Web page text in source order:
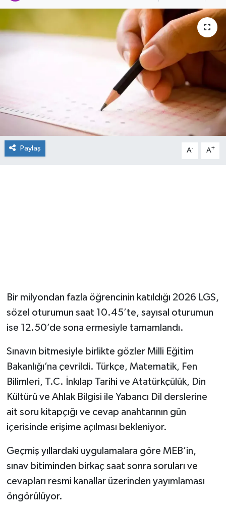
Paylaş A- A+
Bir milyondan fazla öğrencinin katıldığı 2026 LGS,
sözel oturumun saat 10.45’te, sayısal oturumun
ise 12.50’de sona ermesiyle tamamlandı.
Sınavın bitmesiyle birlikte gözler Milli Eğitim
Bakanlığı’na çevrildi. Türkçe, Matematik, Fen
Bilimleri, T.C. İnkılap Tarihi ve Atatürkçülük, Din
Kültürü ve Ahlak Bilgisi ile Yabancı Dil derslerine
ait soru kitapçığı ve cevap anahtarının gün
içerisinde erişime açılması bekleniyor.
Geçmiş yıllardaki uygulamalara göre MEB’in,
sınav bitiminden birkaç saat sonra soruları ve
cevapları resmi kanallar üzerinden yayımlaması
öngörülüyor.